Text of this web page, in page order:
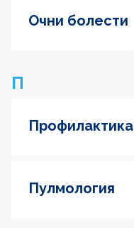
Очни болести
П
Профилактика
Пулмология